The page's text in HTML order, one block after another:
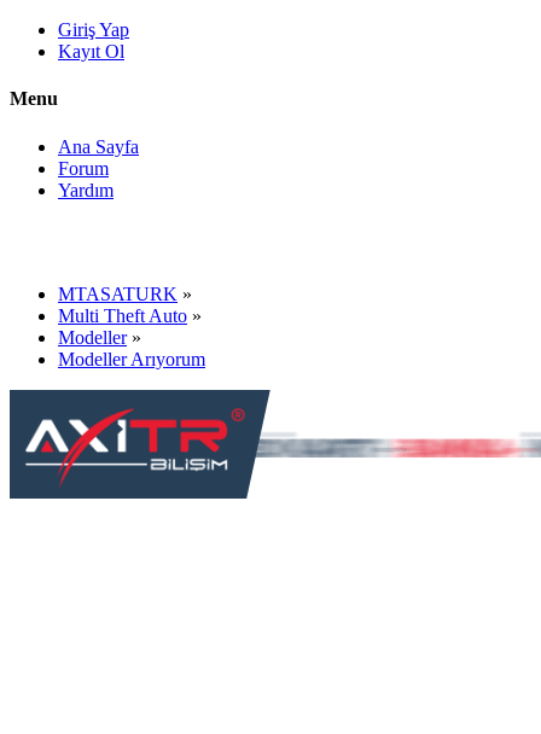
Giriş Yap
Kayıt Ol
Menu
Ana Sayfa
Forum
Yardım
MTASATURK »
Multi Theft Auto »
Modeller»
Modeller Arıyorum